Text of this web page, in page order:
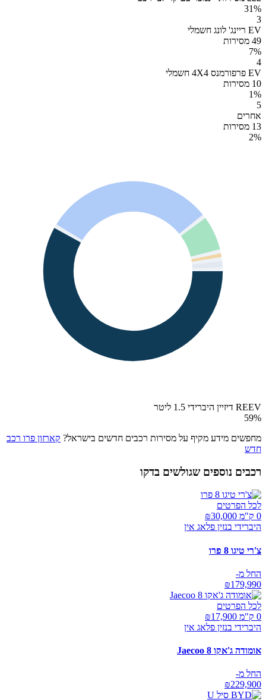
31%
3
EV ריינג' לונג חשמלי
49 מסירות
7%
4
EV פרפורמנס 4X4 חשמלי
10 מסירות
1%
5
אחרים
13 מסירות
2%
REEV דיזיין היברידי 1.5 ליטר
59%
מחפשים מידע מקיף על מסירות רכבים חדשים בישראל? קארזון פרו רכב
חדש
רכבים נוספים שגולשים בדקו
לכל הפרטים
0 ק"מ ₪
30,000
היברידי בנזין פלאג אין
צ'רי טיגו 8 פרו
החל מ-
₪179,990
לכל הפרטים
0 ק"מ ₪
17,900
היברידי בנזין פלאג אין
אומודה ג'אקו Jaecoo 8
החל מ-
₪229,900